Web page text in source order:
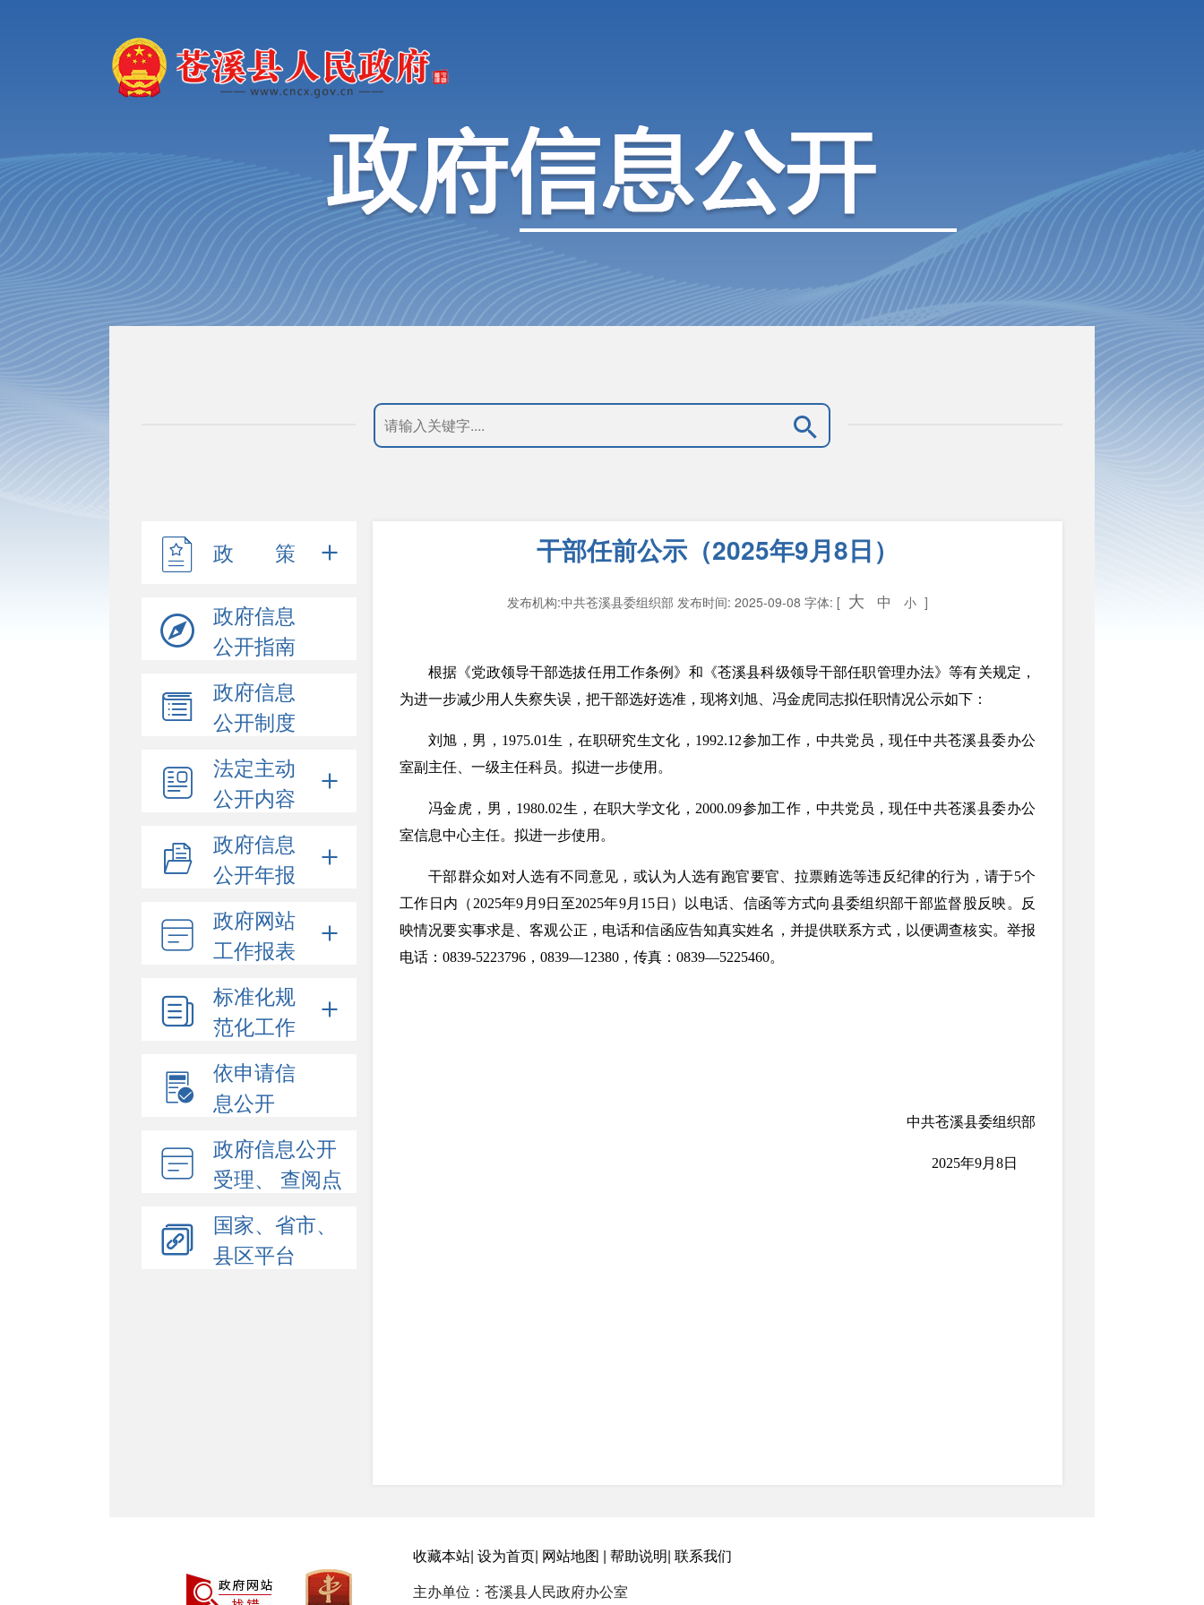
政 策
政府信息
公开指南
政府信息
公开制度
法定主动
公开内容
政府信息
公开年报
政府网站
工作报表
标准化规
范化工作
依申请信
息公开
政府信息公开
受理、 查阅点
国家、省市、
县区平台
干部任前公示（2025年9月8日）
发布机构:中共苍溪县委组织部 发布时间: 2025-09-08 字体: [ 大 中 小 ]
根据《党政领导干部选拔任用工作条例》和《苍溪县科级领导干部任职管理办法》等有关规定，
为进一步减少用人失察失误，把干部选好选准，现将刘旭、冯金虎同志拟任职情况公示如下：
刘旭，男，1975.01生，在职研究生文化，1992.12参加工作，中共党员，现任中共苍溪县委办公
室副主任、一级主任科员。拟进一步使用。
冯金虎，男，1980.02生，在职大学文化，2000.09参加工作，中共党员，现任中共苍溪县委办公
室信息中心主任。拟进一步使用。
干部群众如对人选有不同意见，或认为人选有跑官要官、拉票贿选等违反纪律的行为，请于5个
工作日内（2025年9月9日至2025年9月15日）以电话、信函等方式向县委组织部干部监督股反映。反
映情况要实事求是、客观公正，电话和信函应告知真实姓名，并提供联系方式，以便调查核实。举报
电话：0839-5223796，0839—12380，传真：0839—5225460。
中共苍溪县委组织部
2025年9月8日
收藏本站| 设为首页| 网站地图 | 帮助说明| 联系我们
主办单位：苍溪县人民政府办公室